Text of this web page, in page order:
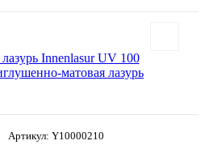
Артикул: Y10000210